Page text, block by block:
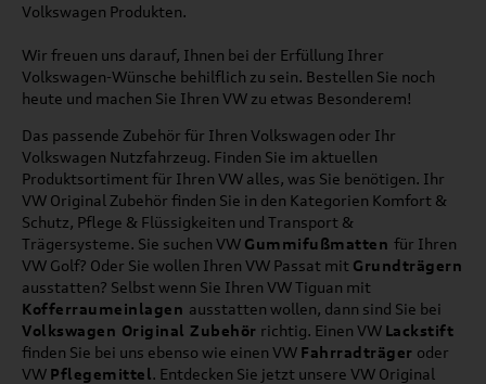
Volkswagen Produkten.
Wir freuen uns darauf, Ihnen bei der Erfüllung Ihrer
Volkswagen-Wünsche behilflich zu sein. Bestellen Sie noch
heute und machen Sie Ihren VW zu etwas Besonderem!
Das passende Zubehör für Ihren Volkswagen oder Ihr
Volkswagen Nutzfahrzeug. Finden Sie im aktuellen
Produktsortiment für Ihren VW alles, was Sie benötigen. Ihr
VW Original Zubehör finden Sie in den Kategorien Komfort &
Schutz, Pflege & Flüssigkeiten und Transport &
Trägersysteme. Sie suchen VW Gummifußmatten für Ihren
VW Golf? Oder Sie wollen Ihren VW Passat mit Grundträgern
ausstatten? Selbst wenn Sie Ihren VW Tiguan mit
Kofferraumeinlagen ausstatten wollen, dann sind Sie bei
Volkswagen Original Zubehör richtig. Einen VW Lackstift
finden Sie bei uns ebenso wie einen VW Fahrradträger oder
VW Pflegemittel. Entdecken Sie jetzt unsere VW Original